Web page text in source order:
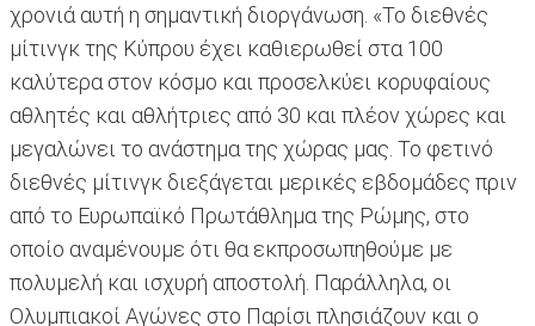
χρονιά αυτή η σημαντική διοργάνωση. «Το διεθνές
μίτινγκ της Κύπρου έχει καθιερωθεί στα 100
καλύτερα στον κόσμο και προσελκύει κορυφαίους
αθλητές και αθλήτριες από 30 και πλέον χώρες και
μεγαλώνει το ανάστημα της χώρας μας. Το φετινό
διεθνές μίτινγκ διεξάγεται μερικές εβδομάδες πριν
από το Ευρωπαϊκό Πρωτάθλημα της Ρώμης, στο
οποίο αναμένουμε ότι θα εκπροσωπηθούμε με
πολυμελή και ισχυρή αποστολή. Παράλληλα, οι
Ολυμπιακοί Αγώνες στο Παρίσι πλησιάζουν και ο